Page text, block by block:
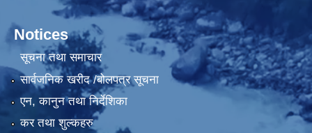
Notices
सूचना तथा समाचार
सार्वजनिक खरीद /बोलपत्र सूचना
एन, कानुन तथा निर्देशिका
कर तथा शुल्कहरु